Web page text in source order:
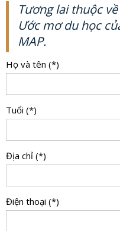
Tương lai thuộc
Ước mơ du học
MAP.
Họ và tên (*)
Tuổi (*)
Địa chỉ (*)
Điện thoại (*)